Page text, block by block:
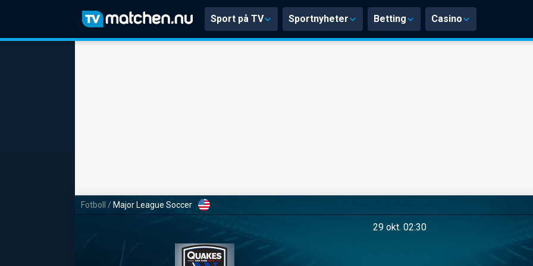
Sport på TV Sportnyheter Betting Casino
Fotboll / Major League Soccer
29 okt. 02:30